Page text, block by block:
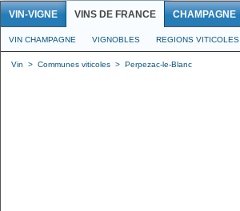
VIN-VIGNE VINS DE FRANCE CHAMPAGNE
VIN CHAMPAGNE VIGNOBLES REGIONS VITICOLES
Vin > Communes viticoles > Perpezac-le-Blanc